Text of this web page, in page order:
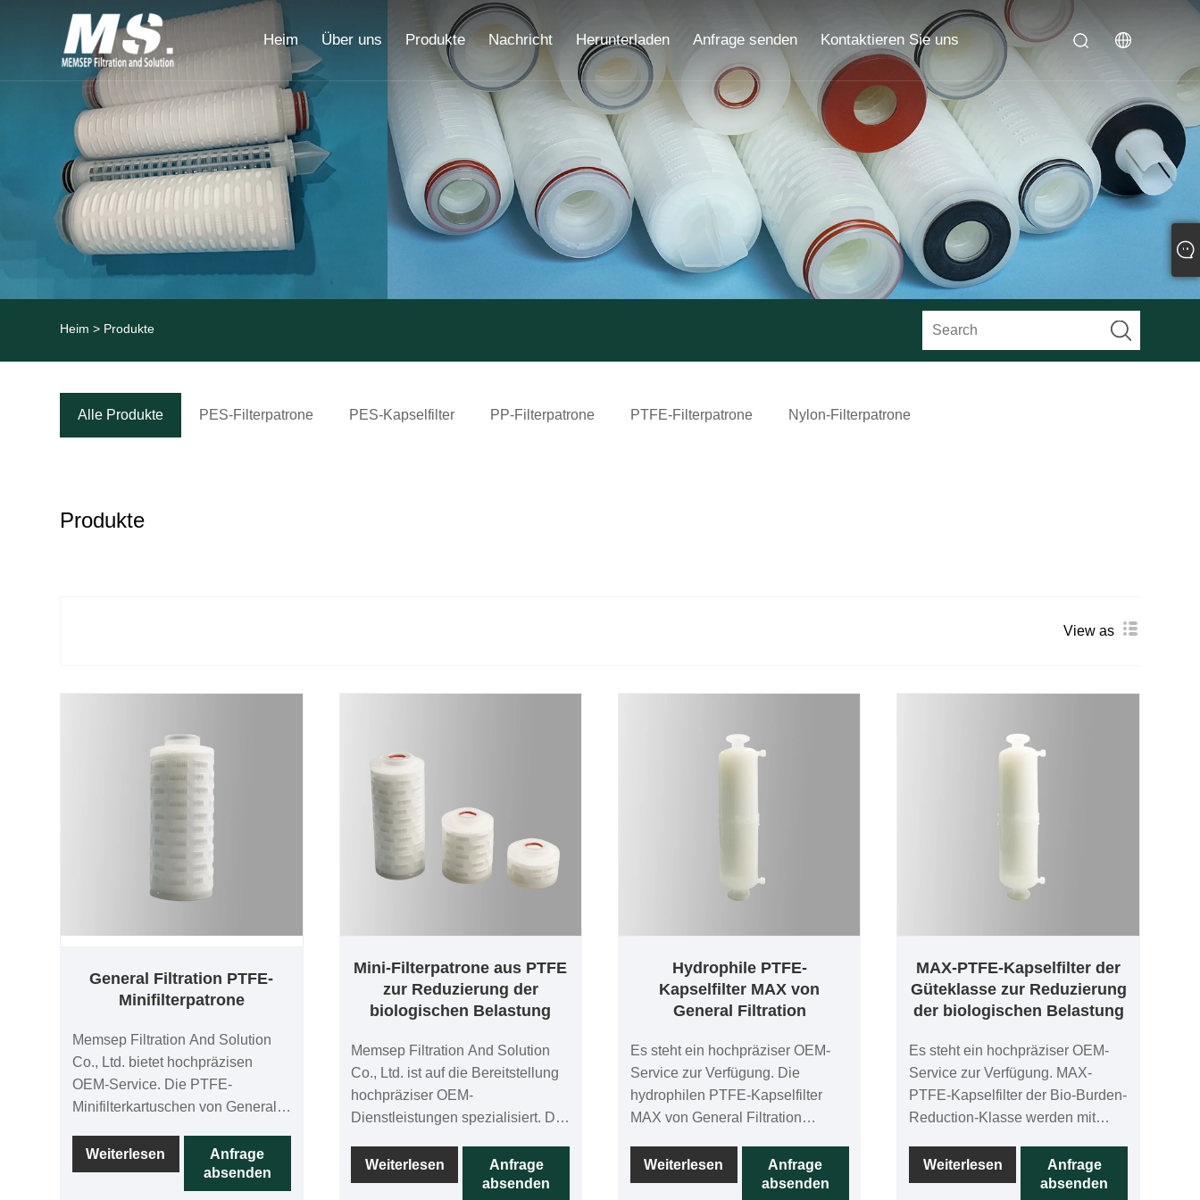
Heim Über uns Produkte Nachricht Herunterladen Anfrage senden Kontaktieren Sie uns
Heim > Produkte
Alle Produkte PES-Filterpatrone PES-Kapselfilter PP-Filterpatrone PTFE-Filterpatrone Nylon-Filterpatrone
Produkte
View as
General Filtration PTFE-
Minifilterpatrone
Memsep Filtration And Solution
Co., Ltd. bietet hochpräzisen
OEM-Service. Die PTFE-
Minifilterkartuschen von General
PTFE-Membranen hergestellt und
jede Kartusche wird im
Herstellungsprozess zu 100 % auf
Weiterlesen
Anfrage
absenden
Mini-Filterpatrone aus PTFE
zur Reduzierung der
biologischen Belastung
Memsep Filtration And Solution
Co., Ltd. ist auf die Bereitstellung
hochpräziser OEM-
Dienstleistungen spezialisiert. Die
mit biologischer
Belastungsreduzierung werden
Weiterlesen
Anfrage
absenden
Hydrophile PTFE-
Kapselfilter MAX von
General Filtration
Es steht ein hochpräziser OEM-
Service zur Verfügung. Die
hydrophilen PTFE-Kapselfilter
MAX von General Filtration
hydrophile PTFE-Membran, und
jede Patrone wird im
Weiterlesen
Anfrage
absenden
MAX-PTFE-Kapselfilter der
Güteklasse zur Reduzierung
der biologischen Belastung
Es steht ein hochpräziser OEM-
Service zur Verfügung. MAX-
PTFE-Kapselfilter der Bio-Burden-
Reduction-Klasse werden mit
hergestellt und jede Patrone wird
im Herstellungsprozess zu 100 %
Weiterlesen
Anfrage
absenden